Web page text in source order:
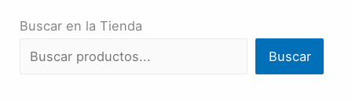
Buscar en la Tienda
Buscar